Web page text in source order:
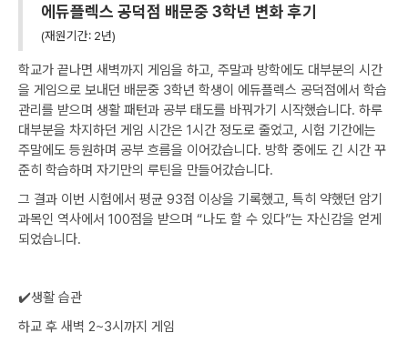
에듀플렉스 공덕점 배문중 3학년 변화 후기
(재원기간: 2년)
학교가 끝나면 새벽까지 게임을 하고, 주말과 방학에도 대부분의 시간
을 게임으로 보내던 배문중 3학년 학생이 에듀플렉스 공덕점에서 학습
관리를 받으며 생활 패턴과 공부 태도를 바꿔가기 시작했습니다. 하루
대부분을 차지하던 게임 시간은 1시간 정도로 줄었고, 시험 기간에는
주말에도 등원하며 공부 흐름을 이어갔습니다. 방학 중에도 긴 시간 꾸
준히 학습하며 자기만의 루틴을 만들어갔습니다.
그 결과 이번 시험에서 평균 93점 이상을 기록했고, 특히 약했던 암기
과목인 역사에서 100점을 받으며 “나도 할 수 있다”는 자신감을 얻게
되었습니다.
‍✔️생활 습관
하교 후 새벽 2~3시까지 게임